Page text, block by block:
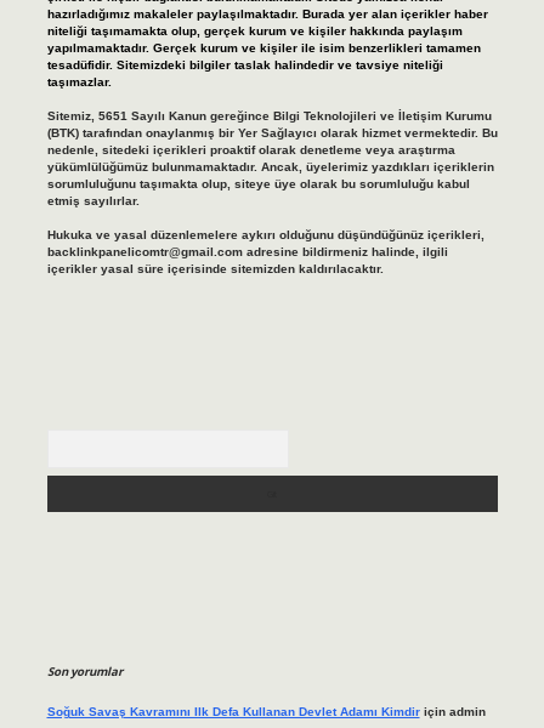
hazırladığımız makaleler paylaşılmaktadır. Burada yer alan içerikler haber
niteliği taşımamakta olup, gerçek kurum ve kişiler hakkında paylaşım
yapılmamaktadır. Gerçek kurum ve kişiler ile isim benzerlikleri tamamen
tesadüfidir. Sitemizdeki bilgiler taslak halindedir ve tavsiye niteliği
taşımazlar.
Sitemiz, 5651 Sayılı Kanun gereğince Bilgi Teknolojileri ve İletişim Kurumu
(BTK) tarafından onaylanmış bir Yer Sağlayıcı olarak hizmet vermektedir. Bu
nedenle, sitedeki içerikleri proaktif olarak denetleme veya araştırma
yükümlülüğümüz bulunmamaktadır. Ancak, üyelerimiz yazdıkları içeriklerin
sorumluluğunu taşımakta olup, siteye üye olarak bu sorumluluğu kabul
etmiş sayılırlar.
Hukuka ve yasal düzenlemelere aykırı olduğunu düşündüğünüz içerikleri,
backlinkpanelicomtr@gmail.comadresine bildirmeniz halinde, ilgili
içerikler yasal süre içerisinde sitemizden kaldırılacaktır.
Son yorumlar
Soğuk Savaş Kavramını Ilk Defa Kullanan Devlet Adamı Kimdiriçin admin